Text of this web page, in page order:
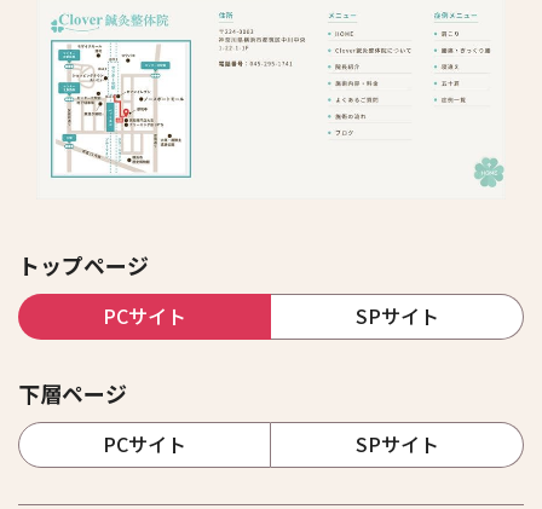
トップページ
PCサイト SPサイト
下層ページ
PCサイト SPサイト